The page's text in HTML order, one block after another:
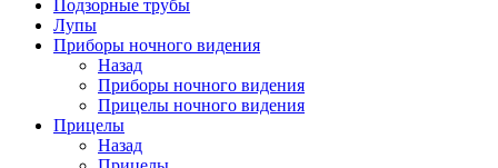
Подзорные трубы
Лупы
Приборы ночного видения
Назад
Приборы ночного видения
Прицелы ночного видения
Прицелы
Назад